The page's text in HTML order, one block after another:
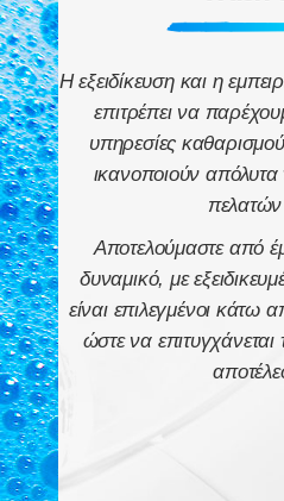
Η εξειδίκευση και η
επιτρέπει να
υπηρεσίες
ικανοποιούν απόλυτα
Αποτελούμαστε από
δυναμικό, με
είναι επιλεγμένοι κάτω
ώστε να επιτυγχάνεται